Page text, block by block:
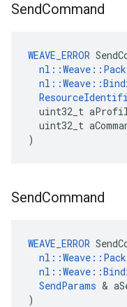
SendCommand
WEAVE_ERROR
nl ::Weave ::
nl ::Weave ::
uint32_t
uint32_t
)
SendCommand
WEAVE_ERROR
nl ::Weave ::
nl ::Weave ::
SendParams &
)